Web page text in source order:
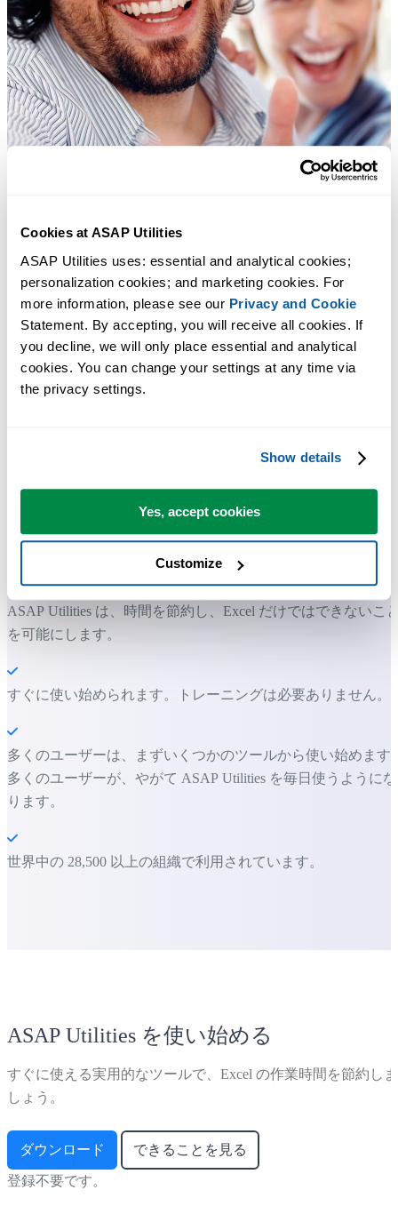
Cookies at ASAP Utilities
ASAP Utilities uses: essential and analytical cookies;
personalization cookies; and marketing cookies. For
more information, please see our Privacy and Cookie
Statement. By accepting, you will receive all cookies. If
you decline, we will only place essential and analytical
cookies. You can change your settings at any time via
the privacy settings.
Show details
Yes, accept cookies
Customize
Excel の作業をもっと速く、もっと簡単
ASAP Utilities は、時間を節約し、Excel だけではできないこ
を可能にします。
すぐに使い始められます。トレーニングは必要ありません。
多くのユーザーは、まずいくつかのツールから使い始めます
多くのユーザーが、やがて ASAP Utilities を毎日使うようにな
ります。
世界中の 28,500 以上の組織で利用されています。
ASAP Utilities を使い始める
すぐに使える実用的なツールで、Excel の作業時間を節約しま
しょう。
ダウンロード できることを見る
登録不要です。